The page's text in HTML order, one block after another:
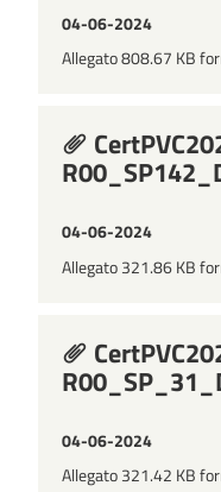
04-06-2024
Allegato 808.67 KB
04-06-2024
Allegato 321.86 KB
04-06-2024
Allegato 321.42 KB